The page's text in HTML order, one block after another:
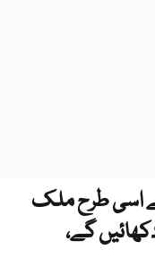
گرائے اسی طرح ملک
گے،